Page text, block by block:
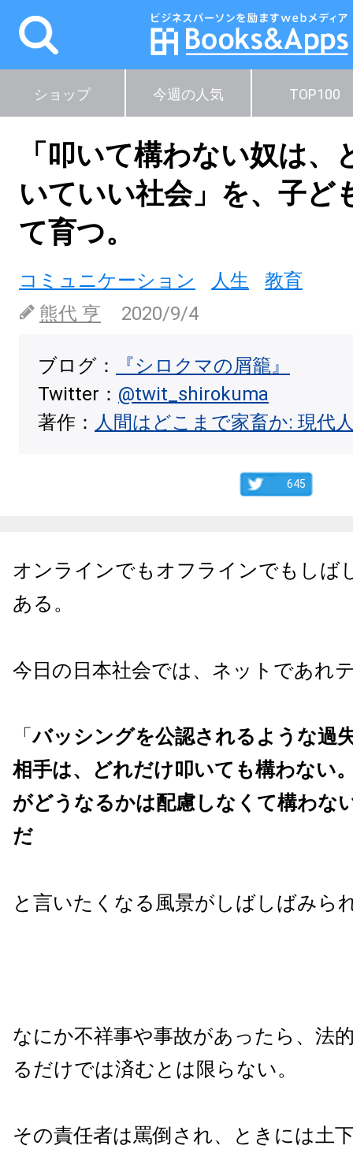
ショップ 今週の人気 TOP100
「叩いて構わない奴は、
いていい社会」を、子ど
て育つ。
コミュニケーション 人生
教育
熊代 亨
2020/9/4
ブログ：
『シロクマの屑籠』
Twitter： @twit_shirokuma
著作： 人間はどこまで家畜か: 現代
645
オンラインでもオフラインでもしば
ある。
今日の日本社会では、ネットであれ
「バッシングを公認されるような過
相手は、どれだけ叩いても構わない
がどうなるかは配慮しなくて構わな
だ
と言いたくなる風景がしばしばみら
なにか不祥事や事故があったら、法
るだけでは済むとは限らない。
その責任者は罵倒され、ときには土